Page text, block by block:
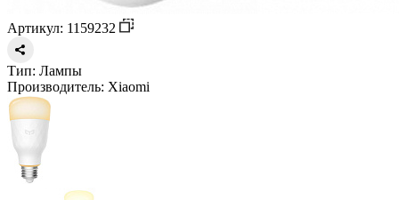
Артикул: 1159232
Тип: Лампы
Производитель: Xiaomi